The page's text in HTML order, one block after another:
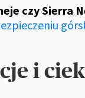
czy Sierra
i